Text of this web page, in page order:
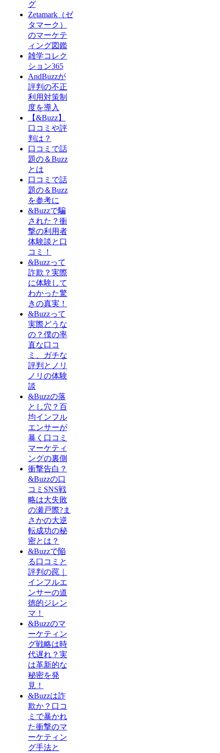
グ
Zetamark（ゼ
タマーク）
のマーケテ
ィング図鑑
雑学コレク
ション365
AndBuzzが
評判の不正
利用対策制
度を導入
【&Buzz】
口コミや評
判は？
口コミで話
題の＆Buzz
とは
口コミで話
題の＆Buzz
を参考に
&Buzzで騙
された？衝
撃の利用者
体験談と口
コミ！
&Buzzって
詐欺？実際
に体験して
わかった驚
きの真実！
&Buzzって
実際どうな
の？僕の率
直な口コ
ミ、ガチな
評判とノリ
ノリの体験
談
&Buzzの落
とし穴？百
均インフル
エンサーが
暴く口コミ
マーケティ
ングの裏側
衝撃告白？
&Buzzの口
コミSNS戦
略は大失敗
の瀬戸際?ま
さかの大逆
転成功の秘
密とは？
&Buzzで陥
る口コミと
評判の罠｜
インフルエ
ンサーの道
徳的ジレン
マ！
&Buzzのマ
ーケティン
グ戦略は時
代遅れ？実
は革新的な
秘密を発
見！
&Buzzは詐
欺か？口コ
ミで暴かれ
た衝撃のマ
ーケティン
グ手法と